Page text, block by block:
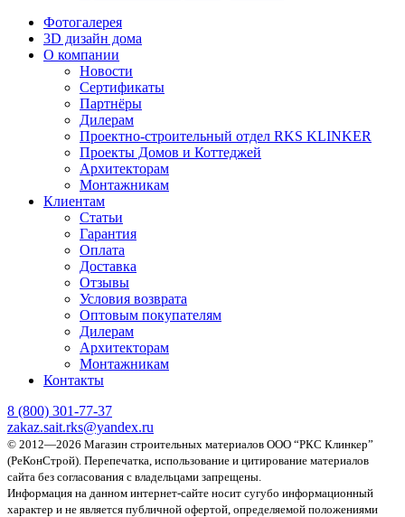
Фотогалерея
3D дизайн дома
О компании
Новости
Сертификаты
Партнёры
Дилерам
Проектно-строительный отдел RKS KLINKER
Проекты Домов и Коттеджей
Архитекторам
Монтажникам
Клиентам
Статьи
Гарантия
Оплата
Доставка
Отзывы
Условия возврата
Оптовым покупателям
Дилерам
Архитекторам
Монтажникам
Контакты
8 (800) 301-77-37
zakaz.sait.rks@yandex.ru
© 2012—2026 Магазин строительных материалов ООО “РКС Клинкер”
(РеКонСтрой). Перепечатка, использование и цитирование материалов
сайта без согласования с владельцами запрещены.
Информация на данном интернет-сайте носит сугубо информационный
характер и не является публичной офертой, определяемой положениями